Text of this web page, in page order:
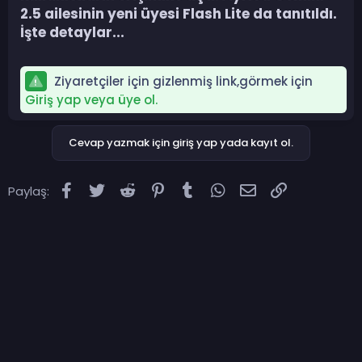
2.5 ailesinin yeni üyesi Flash Lite da tanıtıldı.
İşte detaylar...​
Ziyaretçiler için gizlenmiş link,görmek için
Giriş yap veya üye ol.
Cevap yazmak için giriş yap yada kayıt ol.
Paylaş: Facebook
Twitter Reddit Pinterest
Tumblr WhatsApp
E-posta